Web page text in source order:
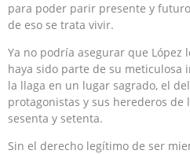
para poder parir presente y
de eso se trata vivir.
Ya no podría asegurar que López
haya sido parte de su meticulosa
la llaga en un lugar sagrado, el
protagonistas y sus herederos
sesenta y setenta.
Sin el derecho legítimo de ser